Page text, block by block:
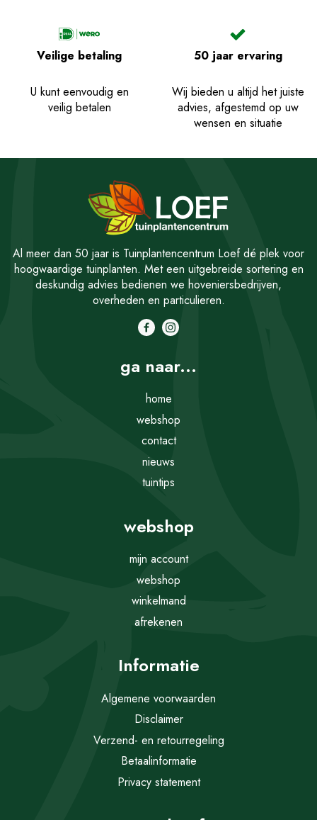
Veilige betaling
U kunt eenvoudig en
veilig betalen
50 jaar ervaring
Wij bieden u altijd het juiste
advies, afgestemd op uw
wensen en situatie
Al meer dan 50 jaar is Tuinplantencentrum Loef dé plek voor
hoogwaardige tuinplanten. Met een uitgebreide sortering en
deskundig advies bedienen we hoveniersbedrijven,
overheden en particulieren.
ga naar...
home
webshop
contact
nieuws
tuintips
webshop
mijn account
webshop
winkelmand
afrekenen
Informatie
Algemene voorwaarden
Disclaimer
Verzend- en retourregeling
Betaalinformatie
Privacy statement